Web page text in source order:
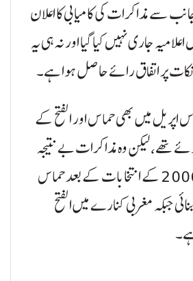
سے مذاکرات کی کامیابی کا اعلان
جاری نہیں کیا گیا اور نہ ہی یہ
پر اتفاق رائے حاصل ہوا ہے۔
اپریل میں بھی حماس اور الفتح کے
تھے، لیکن وہ مذاکرات بے نتیجہ
ثابت ہوئے تھے۔ 2006 کے انتخابات کے بعد حماس
جبکہ مغربی کنارے میں الفتح